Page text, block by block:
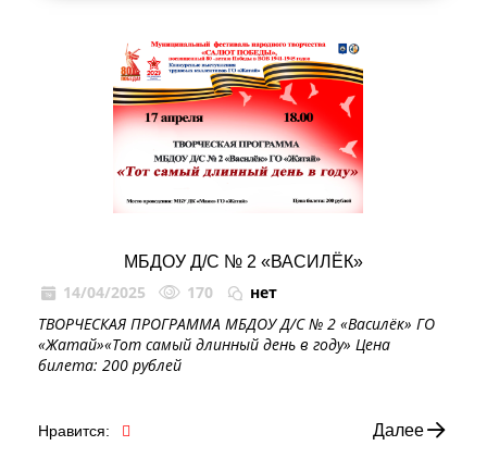
МБДОУ Д/С № 2 «ВАСИЛЁК»
14/04/2025 170
нет
ТВОРЧЕСКАЯ ПРОГРАММА МБДОУ Д/С № 2 «Василёк» ГО
«Жатай»«Тот самый длинный день в году» Цена
билета: 200 рублей
Нравится: Далее